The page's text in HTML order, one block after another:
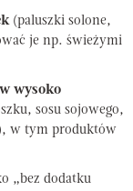
(paluszki solone,
je np. świeżymi
wysoko
sosu sojowego,
w tym produktów
„bez dodatku